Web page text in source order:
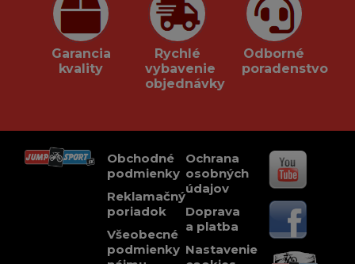
Garancia
kvality
Rychlé
vybavenie
objednávky
Odborné
poradenstvo
Obchodné
podmienky
Reklamačný
poriadok
Všeobecné
podmienky
Ochrana
osobných
údajov
Doprava
a platba
Nastavenie